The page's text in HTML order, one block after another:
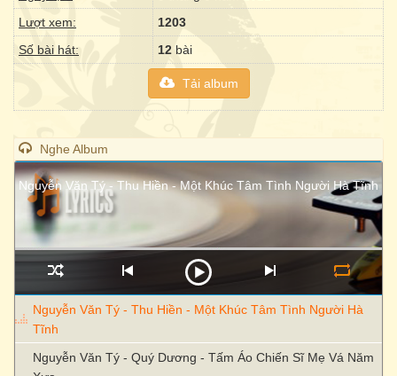
Lượt xem:
1203
Số bài hát:
12 bài
Tải album
Nghe Album
Nguyễn Văn Tý - Thu Hiền - Một Khúc Tâm Tình Người Hà Tĩnh
Nguyễn Văn Tý - Thu Hiền - Một Khúc Tâm Tình Người Hà
Tĩnh
Nguyễn Văn Tý - Quý Dương - Tấm Áo Chiến Sĩ Mẹ Vá Năm